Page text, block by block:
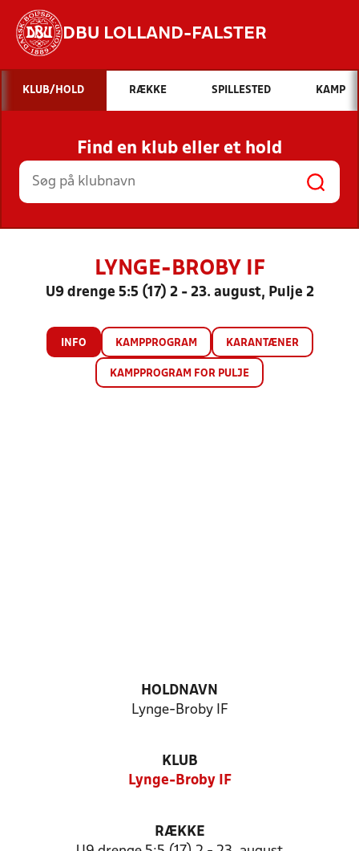
DBU LOLLAND-FALSTER
Hvad vil du søge efter?
INDHOLD OG NYHEDER
STILLINGER, RESULTATER, KLUBBER OG
HOLD
KLUB/HOLD RÆKKE SPILLESTED KAMP
Find en klub eller et hold
LYNGE-BROBY IF
U9 drenge 5:5 (17) 2 - 23. august, Pulje 2
INFO KAMPPROGRAM KARANTÆNER
KAMPPROGRAM FOR PULJE
HOLDNAVN
Lynge-Broby IF
KLUB
Lynge-Broby IF
RÆKKE